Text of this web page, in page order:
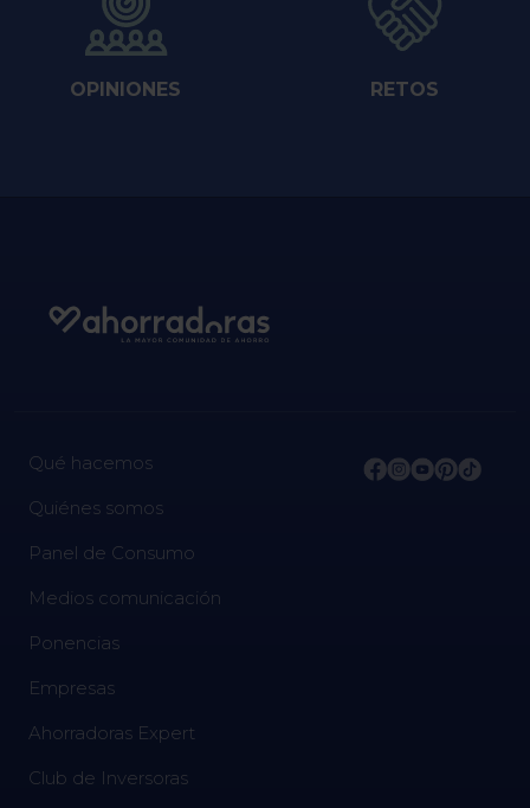
OPINIONES RETOS
Qué hacemos
Quiénes somos
Panel de Consumo
Medios comunicación
Ponencias
Empresas
Ahorradoras Expert
Club de Inversoras